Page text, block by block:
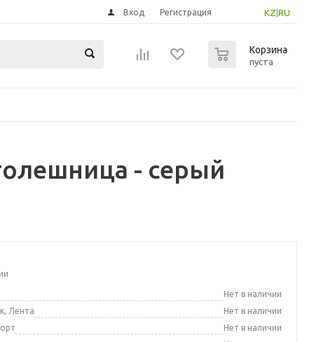
KZ RU
Вход Регистрация
Корзина
пуста
- серый
Нет в наличии
Лента
Нет в наличии
Нет в наличии